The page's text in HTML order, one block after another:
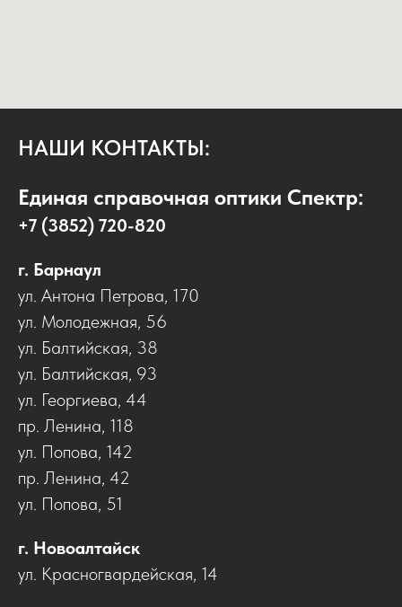
НАШИ КОНТАКТЫ:
Единая справочная оптики Спектр:
+7 (3852) 720-820
г. Барнаул
ул. Антона Петрова, 170
ул. Молодежная, 56
ул. Балтийская, 38
ул. Балтийская, 93
ул. Георгиева, 44
пр. Ленина, 118
ул. Попова, 142
пр. Ленина, 42
ул. Попова, 51
г. Новоалтайск
ул. Красногвардейская, 14